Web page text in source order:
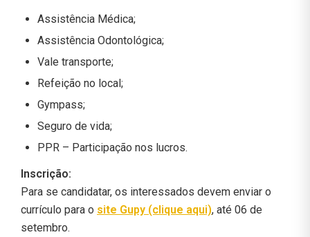
Assistência Médica;
Assistência Odontológica;
Vale transporte;
Refeição no local;
Gympass;
Seguro de vida;
PPR – Participação nos lucros.
Inscrição:
Para se candidatar, os interessados devem enviar o
currículo para o site Gupy (clique aqui), até 06 de
setembro.